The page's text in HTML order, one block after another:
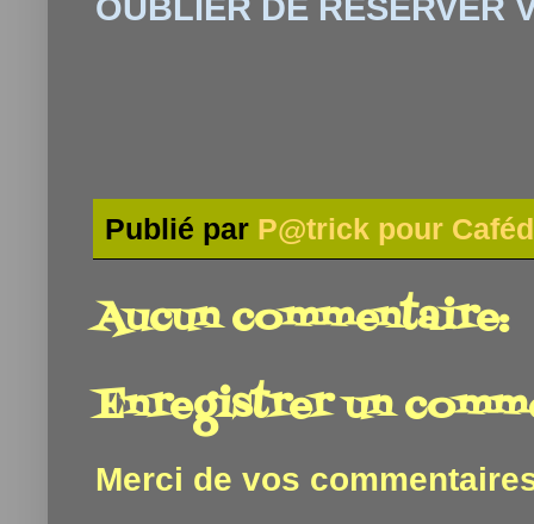
OUBLIER DE RÉSERVER
Publié par P@trick pour
Aucun commentaire:
Enregistrer un
Merci de vos